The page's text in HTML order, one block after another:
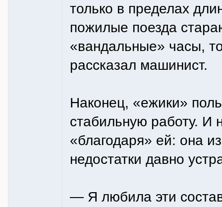
только в пределах
пожилые поезда
«вандальные» часы,
рассказал машинист.
Наконец, «ежики»
стабильную работу. И
«благодаря» ей: она
недостатки давно
— Я любила эти